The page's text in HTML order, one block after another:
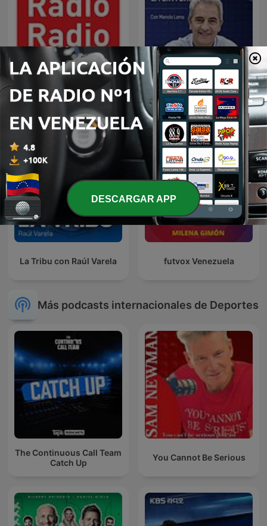
Radio Radio Deportes COPE
La Tribu con Raúl Varela futvox Venezuela
Más podcasts internacionales de Deportes
The Continuous Call Team
Catch Up
You Cannot Be Serious
DESCARGAR APP